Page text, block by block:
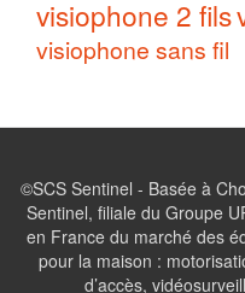
visiophone 2 fils
visiophone sans fil
©SCS Sentinel - Basée à
Sentinel, filiale du Groupe
en France du marché des
pour la maison :
d’accès,